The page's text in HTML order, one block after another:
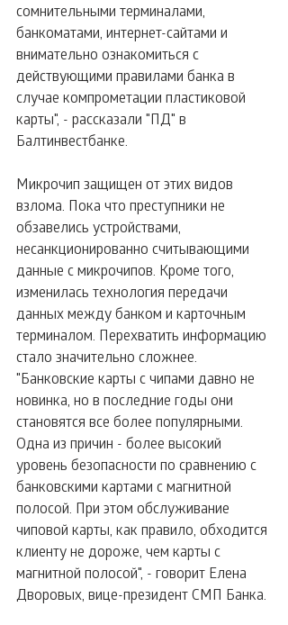
сомнительными терминалами,
банкоматами, интернет-сайтами и
внимательно ознакомиться с
действующими правилами банка в
случае компрометации пластиковой
карты", - рассказали "ПД" в
Балтинвестбанке.
Микрочип защищен от этих видов
взлома. Пока что преступники не
обзавелись устройствами,
несанкционированно считывающими
данные с микрочипов. Кроме того,
изменилась технология передачи
данных между банком и карточным
терминалом. Перехватить информацию
стало значительно сложнее.
"Банковские карты с чипами давно не
новинка, но в последние годы они
становятся все более популярными.
Одна из причин - более высокий
уровень безопасности по сравнению с
банковскими картами с магнитной
полосой. При этом обслуживание
чиповой карты, как правило, обходится
клиенту не дороже, чем карты с
магнитной полосой", - говорит Елена
Дворовых, вице-президент СМП Банка.